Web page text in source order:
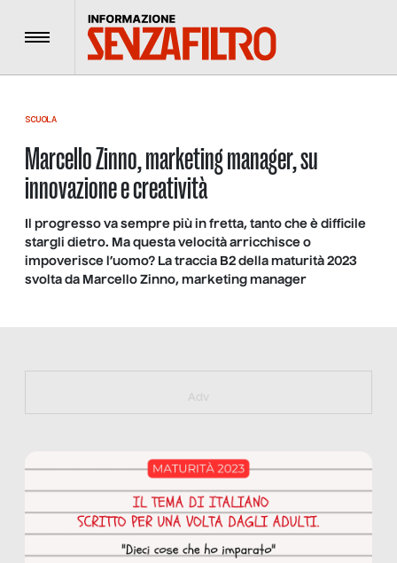
Menu
SCUOLA
Marcello Zinno, marketing manager, su
innovazione e creatività
Il progresso va sempre più in fretta, tanto che è difficile
stargli dietro. Ma questa velocità arricchisce o
impoverisce l’uomo? La traccia B2 della maturità 2023
svolta da Marcello Zinno, marketing manager
https://bit.ly/muster_aggiornamento
Adv